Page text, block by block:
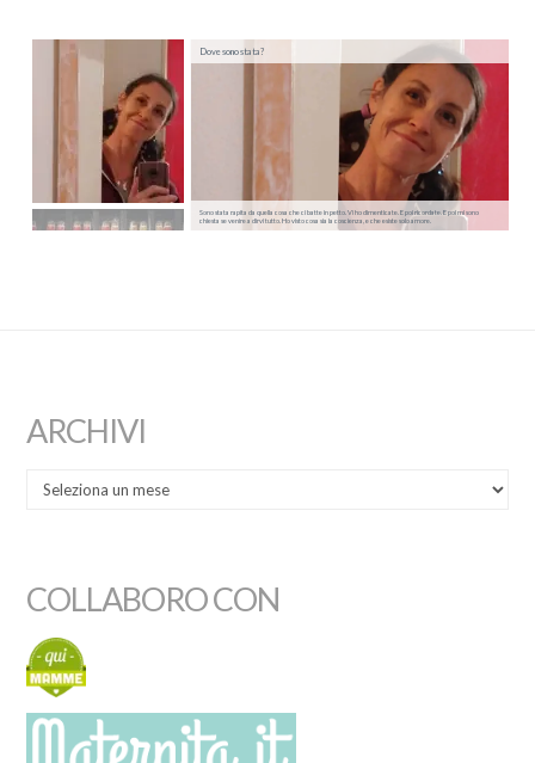
Sono stata rapita da quella cosa che ci batte in petto. Vi ho dimenticate. E poi ricordate. E poi mi sono
chiesta se venire a dirvi tutto. Ho visto cosa sia la coscienza, e che esiste solo amore.
Dove sono stata?
ARCHIVI
COLLABORO CON